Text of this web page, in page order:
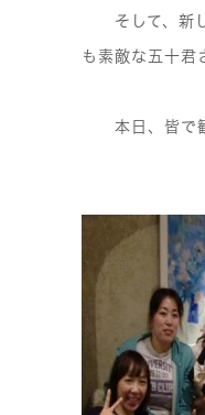
そして、新し
も素敵な五十君
本日、皆で